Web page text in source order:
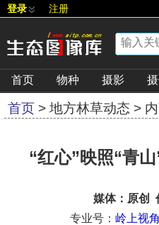
登录 注册
首页 物种 摄影
首页 > 地方林草动态 >
“红心”映照“青
媒体：原创
专业号： 岭上视角